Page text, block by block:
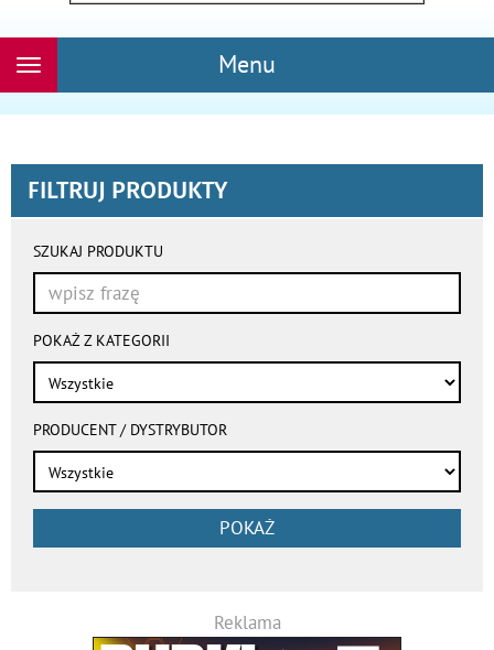
Menu
Rozwiń
FILTRUJ PRODUKTY
wyszukiwania
automatycznie
SZUKAJ PRODUKTU
POKAŻ Z KATEGORII
PRODUCENT / DYSTRYBUTOR
POKAŻ
Reklama